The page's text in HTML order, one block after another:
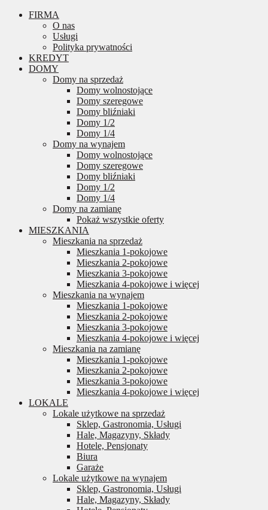
FIRMA
O nas
Usługi
Polityka prywatności
KREDYT
DOMY
Domy na sprzedaż
Domy wolnostojące
Domy szeregowe
Domy bliźniaki
Domy 1/2
Domy 1/4
Domy na wynajem
Domy wolnostojące
Domy szeregowe
Domy bliźniaki
Domy 1/2
Domy 1/4
Domy na zamianę
Pokaż wszystkie oferty
MIESZKANIA
Mieszkania na sprzedaż
Mieszkania 1-pokojowe
Mieszkania 2-pokojowe
Mieszkania 3-pokojowe
Mieszkania 4-pokojowe i więcej
Mieszkania na wynajem
Mieszkania 1-pokojowe
Mieszkania 2-pokojowe
Mieszkania 3-pokojowe
Mieszkania 4-pokojowe i więcej
Mieszkania na zamianę
Mieszkania 1-pokojowe
Mieszkania 2-pokojowe
Mieszkania 3-pokojowe
Mieszkania 4-pokojowe i więcej
LOKALE
Lokale użytkowe na sprzedaż
Sklep, Gastronomia, Usługi
Hale, Magazyny, Składy
Hotele, Pensjonaty
Biura
Garaże
Lokale użytkowe na wynajem
Sklep, Gastronomia, Usługi
Hale, Magazyny, Składy